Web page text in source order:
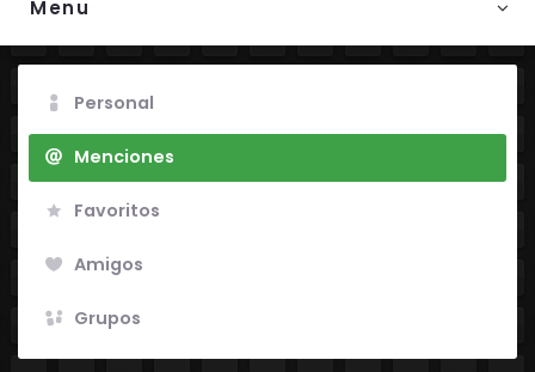
Menu
Personal
Menciones
Favoritos
Amigos
Grupos